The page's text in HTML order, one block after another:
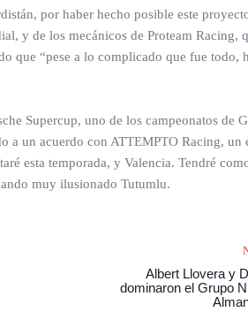
por haber hecho posible este
y de los mecánicos de Proteam Racing,
que “pese a lo complicado que fue todo,
Supercup, uno de los campeonatos de
a un acuerdo con ATTEMPTO Racing, un
esta temporada, y Valencia. Tendré
muy ilusionado Tutumlu.
Albert Llovera y
dominaron el Grupo